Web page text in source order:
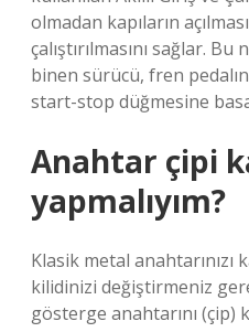
olmadan kapıların
çalıştırılmasını sağlar.
binen sürücü, fren
start-stop düğmesine
Anahtar çipi
yapmalıyım?
Klasik metal
kilidinizi değiştirmeniz
gösterge anahtarını